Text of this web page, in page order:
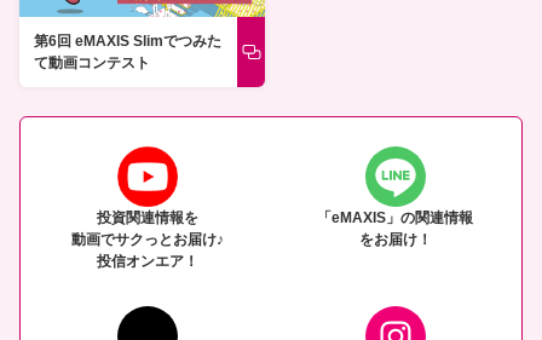
第6回 eMAXIS Slimでつみた
て動画コンテスト
投資関連情報を
動画でサクっとお届け♪
投信オンエア！
「eMAXIS」の関連情報
をお届け！